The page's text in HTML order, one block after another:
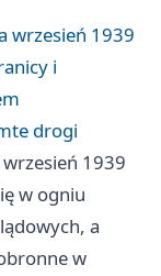
wrzesień 1939
i
drogi
1939
w ogniu
a
w